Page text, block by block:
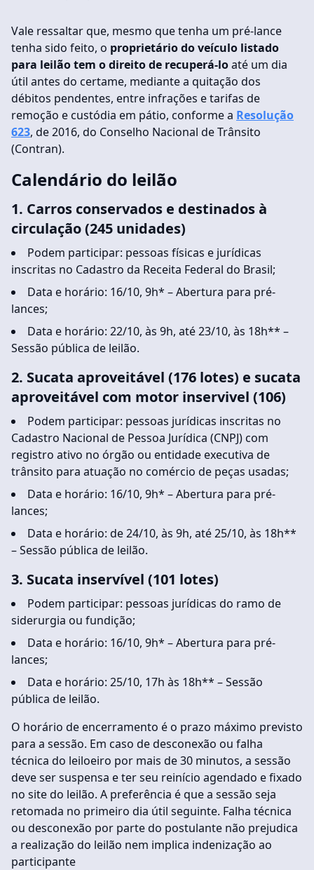
Vale ressaltar que, mesmo que tenha um pré-lance
tenha sido feito, o proprietário do veículo listado
para leilão tem o direito de recuperá-loaté um dia
útil antes do certame, mediante a quitação dos
débitos pendentes, entre infrações e tarifas de
remoção e custódia em pátio, conforme a Resolução
623, de 2016, do Conselho Nacional de Trânsito
(Contran).
Calendário do leilão
1. Carros conservados e destinados à
circulação (245 unidades)
Podem participar: pessoas físicas e jurídicas
inscritas no Cadastro da Receita Federal do Brasil;
Data e horário: 16/10, 9h* – Abertura para pré-
lances;
Data e horário: 22/10, às 9h, até 23/10, às 18h** –
Sessão pública de leilão.
2. Sucata aproveitável (176 lotes) e sucata
aproveitável com motor inservivel (106)
Podem participar: pessoas jurídicas inscritas no
Cadastro Nacional de Pessoa Jurídica (CNPJ) com
registro ativo no órgão ou entidade executiva de
trânsito para atuação no comércio de peças usadas;
Data e horário: 16/10, 9h* – Abertura para pré-
lances;
Data e horário: de 24/10, às 9h, até 25/10, às 18h**
– Sessão pública de leilão.
3. Sucata inservível (101 lotes)
Podem participar: pessoas jurídicas do ramo de
siderurgia ou fundição;
Data e horário: 16/10, 9h* – Abertura para pré-
lances;
Data e horário: 25/10, 17h às 18h** – Sessão
pública de leilão.
O horário de encerramento é o prazo máximo previsto
para a sessão. Em caso de desconexão ou falha
técnica do leiloeiro por mais de 30 minutos, a sessão
deve ser suspensa e ter seu reinício agendado e fixado
no site do leilão. A preferência é que a sessão seja
retomada no primeiro dia útil seguinte. Falha técnica
ou desconexão por parte do postulante não prejudica
a realização do leilão nem implica indenização ao
participante